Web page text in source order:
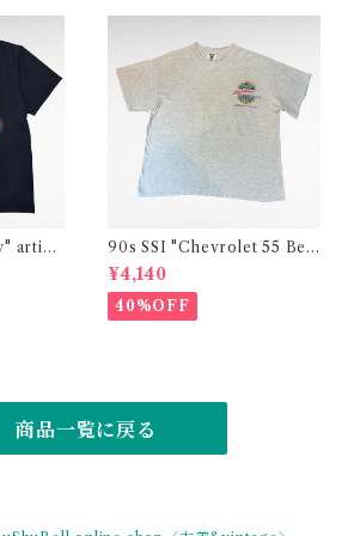
artist
90s SSI "Chevrolet 55 Bel
Air" print t-shirt (made in
USA)
¥4,140
40%OFF
商品一覧に戻る